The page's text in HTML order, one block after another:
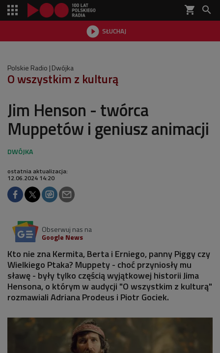
shopping_cart 
 SŁUCHAJ

Polskie Radio Dwójka
O wszystkim z kulturą
Jim Henson - twórca
Muppetów i geniusz animacji
ostatnia aktualizacja:
12.06.2024 14:20
Obserwuj nas na
Google News
Kto nie zna Kermita, Berta i Erniego, panny Piggy czy
Wielkiego Ptaka? Muppety - choć przyniosły mu
sławę - były tylko częścią wyjątkowej historii Jima
Hensona, o którym w audycji "O wszystkim z kulturą"
rozmawiali Adriana Prodeus i Piotr Gociek.